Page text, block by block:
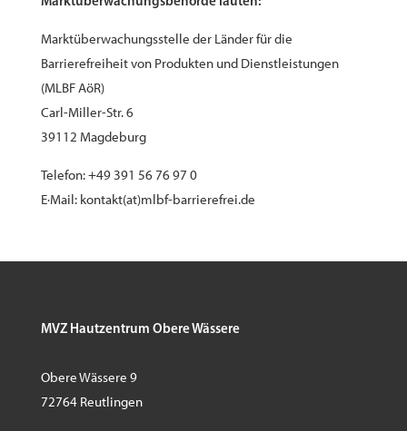
Marktüberwachungsstelle der Länder für die
Barrierefreiheit von Produkten und Dienstleistungen
(MLBF AöR)
Carl-Miller-Str. 6
39112 Magdeburg
Telefon: +49 391 56 76 97 0
E·Mail: kontakt(at)mlbf-barrierefrei.de
MVZ Hautzentrum Obere Wässere
Obere Wässere 9
72764 Reutlingen